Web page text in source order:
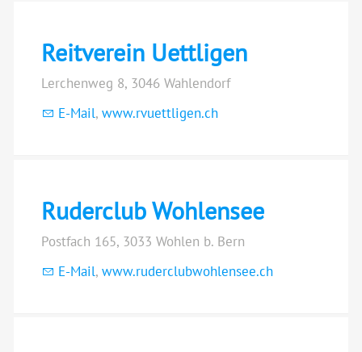
Reitverein Uettligen
Lerchenweg 8, 3046 Wahlendorf
E-Mail, www.rvuettligen.ch
Ruderclub Wohlensee
Postfach 165, 3033 Wohlen b. Bern
E-Mail, www.ruderclubwohlensee.ch